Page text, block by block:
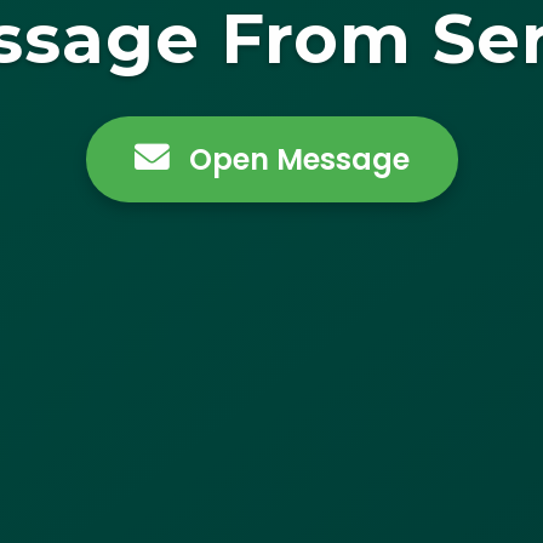
From
Open Message